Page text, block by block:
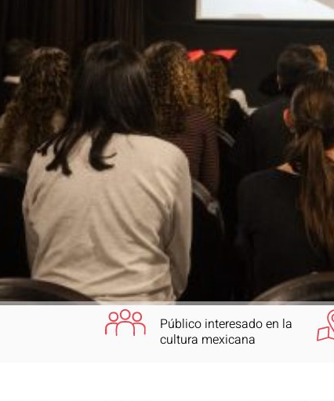
Público interesado en la
cultura mexicana